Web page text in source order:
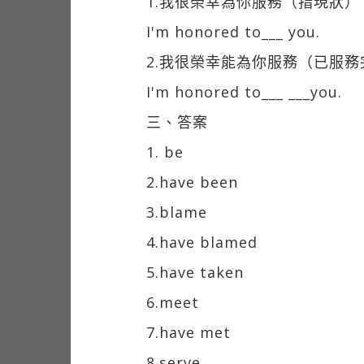
I'm honored to___ you.
2.我很榮幸能為你服務（已服
I'm honored to___ ___you.
三、答案
1. be
2.have been
3.blame
4.have blamed
5.have taken
6.meet
7.have met